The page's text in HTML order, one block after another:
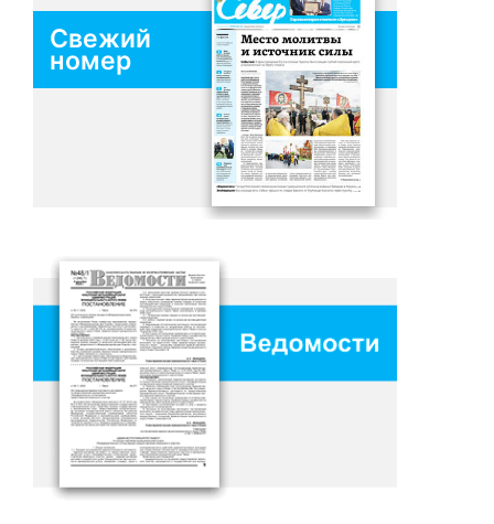
Свежий
номер